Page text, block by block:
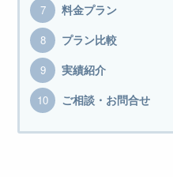
料金プラン
プラン比較
実績紹介
ご相談・お問合せ